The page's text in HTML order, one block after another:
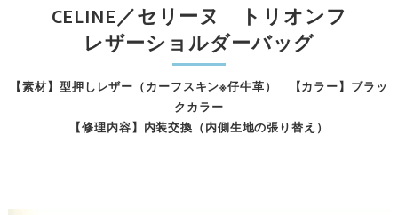
【素材】型押しレザー（カーフスキン※仔牛革） 【カラー】ブラッ
クカラー
【修理内容】内装交換（内側生地の張り替え）
CELINE／セリーヌ トリオンフ
レザーショルダーバッグ